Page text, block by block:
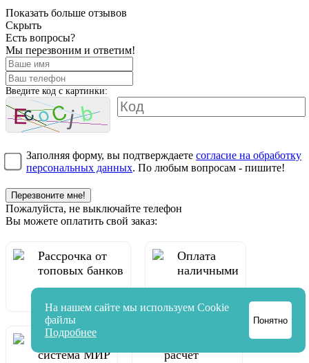
Показать больше отзывов
Скрыть
Есть вопросы?
Мы перезвоним и ответим!
Введите код с картинки:
Заполняя форму, вы подтверждаете согласие на обработку
персональных данных. По любым вопросам - пишите!
Перезвоните мне!
Пожалуйста, не выключайте телефон
Вы можете оплатить свой заказ:
Рассрочка от
топовых банков
Оплата
наличными
Платежная
система МИР
расчёт
На нашем сайте мы используем Cookie
файлы
Подробнее
Понятно